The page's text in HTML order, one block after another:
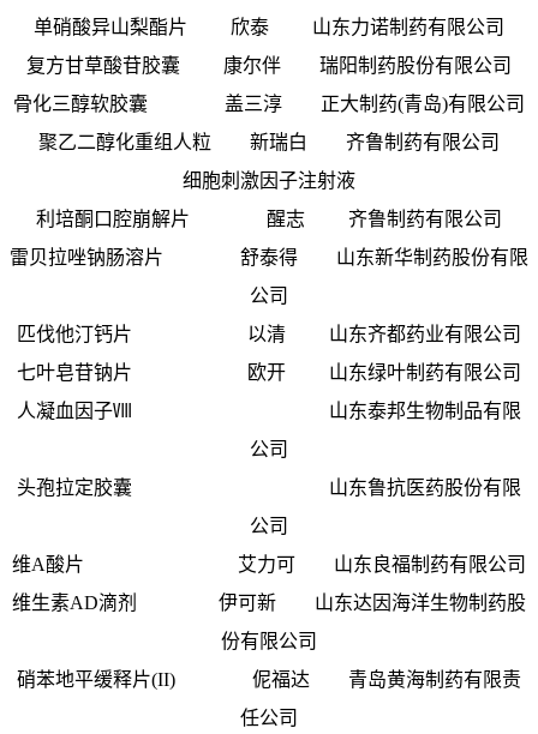
单硝酸异山梨酯片 欣泰 山东力诺制药有限公司
复方甘草酸苷胶囊 康尔伴 瑞阳制药股份有限公司
骨化三醇软胶囊 盖三淳 正大制药(青岛)有限公司
聚乙二醇化重组人粒 新瑞白 齐鲁制药有限公司
细胞刺激因子注射液
利培酮口腔崩解片 醒志 齐鲁制药有限公司
雷贝拉唑钠肠溶片 舒泰得 山东新华制药股份有限
公司
匹伐他汀钙片 以清 山东齐都药业有限公司
七叶皂苷钠片 欧开 山东绿叶制药有限公司
人凝血因子Ⅷ 山东泰邦生物制品有限
公司
头孢拉定胶囊 山东鲁抗医药股份有限
公司
维A酸片 艾力可 山东良福制药有限公司
维生素AD滴剂 伊可新 山东达因海洋生物制药股
份有限公司
硝苯地平缓释片(II) 伲福达 青岛黄海制药有限责
任公司